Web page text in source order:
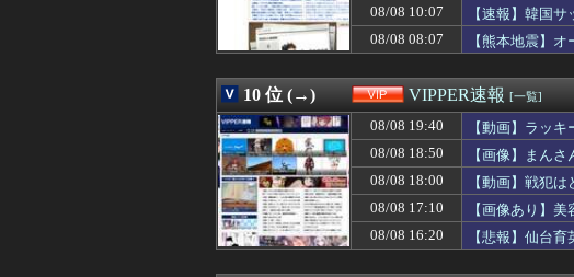
08/08 19:32
【高校野球】1回戦 大分商
08/08 19:32
イチローがマリナーズ主催
08/08 19:31
健康診断で医者から本気で痩
08/08 19:30
【悲報】ジャンポケ斉藤の妻
08/08 19:30
LモンキーターンRED「王道
08/08 19:30
【画像】サイバーコネクトツ
08/08 19:30
鈴木福「運転免許を取得しま
08/08 19:30
【悲報】ロシアさん、ついに
08/08 19:30
『炎の闘球女 ドッジ弾子』最
08/08 19:30
【ななし】ねるちゃん、葬儀
08/08 19:30
【インターハイ/サッカー】
08/08 19:30
モンハンワイルズさん、サン
08/08 10:07
【速報】韓国
08/08 08:07
【熊本地震】
10 位 (→) VIPPER速報 [一覧]
08/08 19:40
【動画】ラッ
08/08 18:50
【画像】まん
08/08 18:00
【動画】戦犯
08/08 17:10
【画像あり】
08/08 16:20
【悲報】仙台